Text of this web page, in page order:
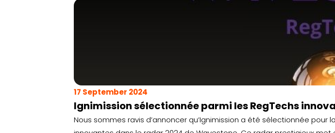
17 September 2024
Ignimission sélectionnée parmi les RegTechs
Nous sommes ravis d’annoncer qu’Ignimission a été sélectionnée